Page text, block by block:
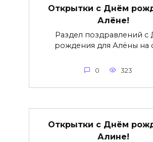
Открытки с Днём
Алёне!
Раздел поздравлений с
рождения для Алёны на
0 323
Открытки с Днём
Алине!